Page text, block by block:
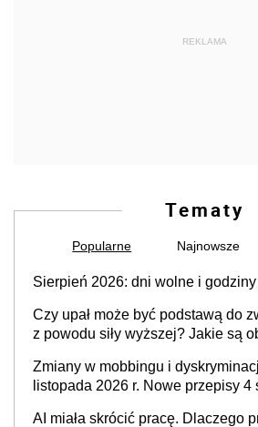
REKLAMA
Tematy
Popularne Najnowsze
Sierpień 2026: dni wolne i
Czy upał może być podstawą do
z powodu siły wyższej? Jakie są
Zmiany w mobbingu i
listopada 2026 r. Nowe przepisy 4
AI miała skrócić pracę. Dlaczego